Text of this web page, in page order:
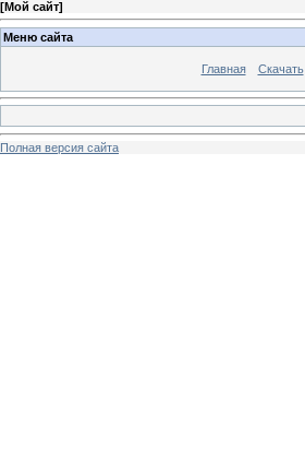
[Мой сайт]
Меню сайта
Главная Скачать
Полная версия сайта